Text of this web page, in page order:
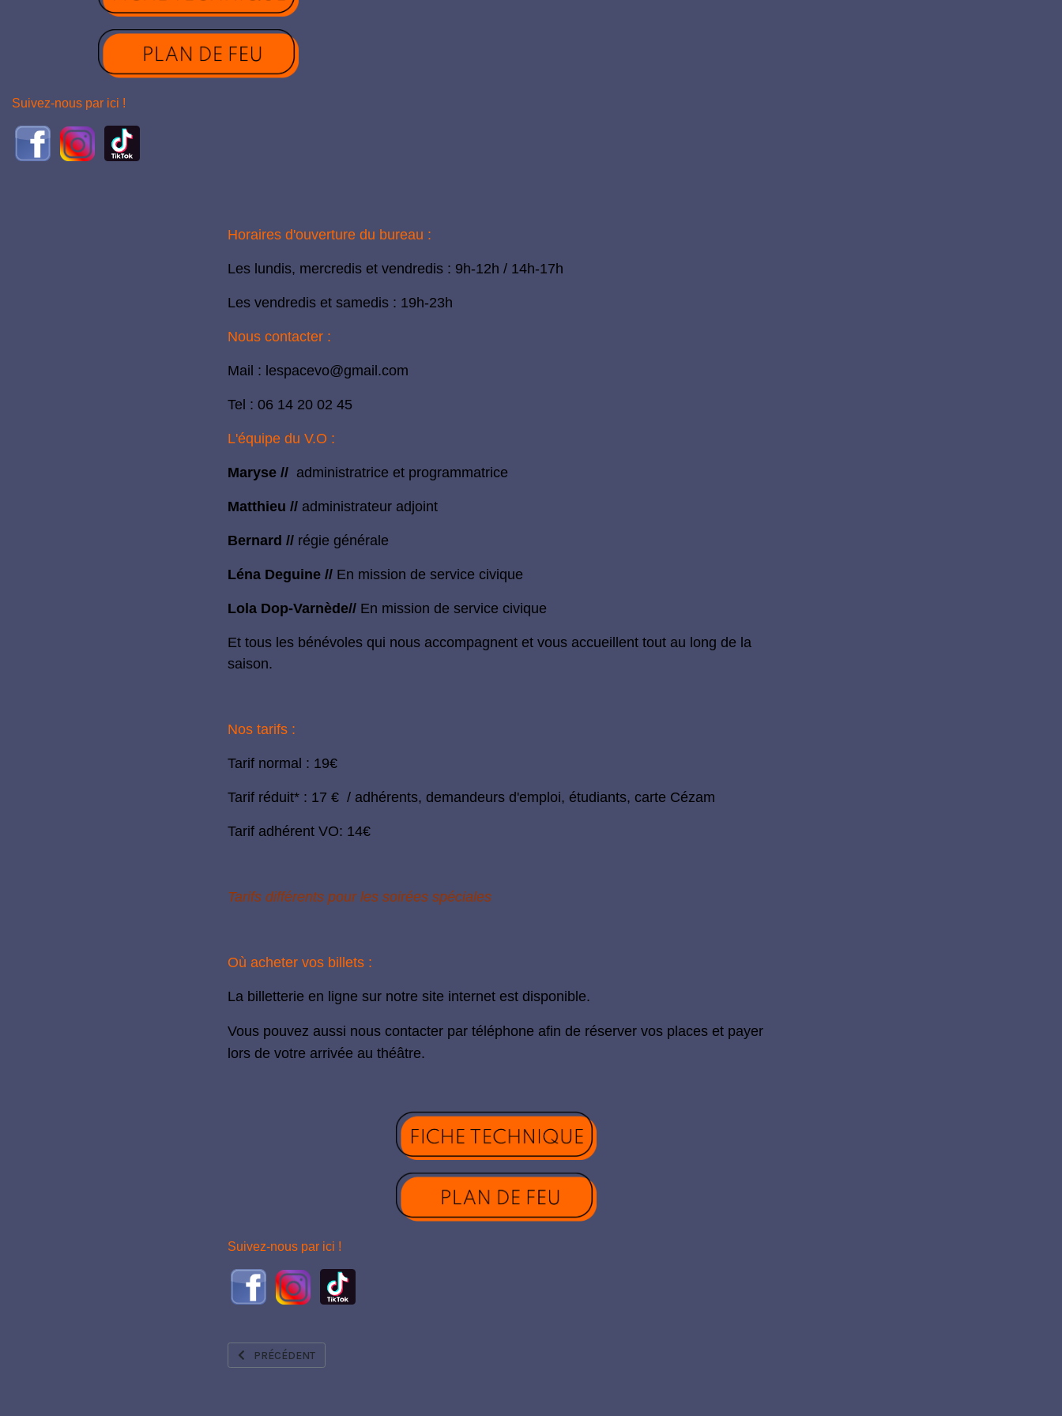
Suivez-nous par ici !
Horaires d'ouverture du bureau :
Les lundis, mercredis et vendredis : 9h-12h / 14h-17h
Les vendredis et samedis : 19h-23h
Nous contacter :
Mail : lespacevo@gmail.com
Tel : 06 14 20 02 45
L'équipe du V.O :
Maryse // administratrice et programmatrice
Matthieu //administrateur adjoint
Bernard //régie générale
Léna Deguine // En mission de service civique
Lola Dop-Varnède// En mission de service civique
Et tous les bénévoles qui nous accompagnent et vous accueillent tout au long de la
saison.
Nos tarifs :
Tarif normal : 19€
Tarif réduit* : 17 € / adhérents, demandeurs d'emploi, étudiants, carte Cézam
Tarif adhérent VO: 14€
Tarifs différents pour les soirées spéciales
Où acheter vos billets :
La billetterie en ligne sur notre site internet est disponible.
Vous pouvez aussi nous contacter par téléphone afin de réserver vos places et payer
lors de votre arrivée au théâtre.
Suivez-nous par ici !
ARTICLE PRÉCÉDENT : TARIFS & BILLETS
PRÉCÉDENT